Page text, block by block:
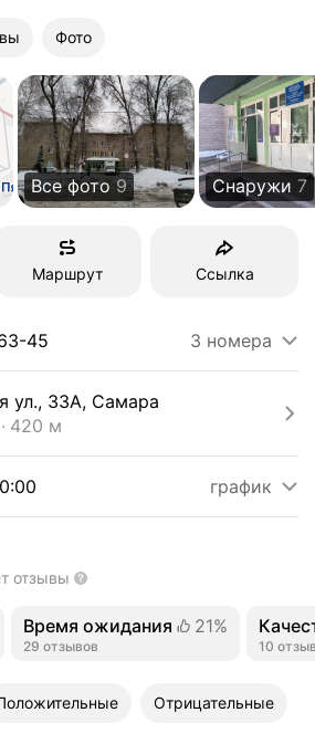
Фото
Все фото9 Снаружи 7
Маршрут Ссылка
45 3 номера
ул., 33А, Самара
Расстояние 420 м
420 м
график
отзывы
Время ожидания
Положительных отзывов
21%
29 отзывов 10
Отрицательные